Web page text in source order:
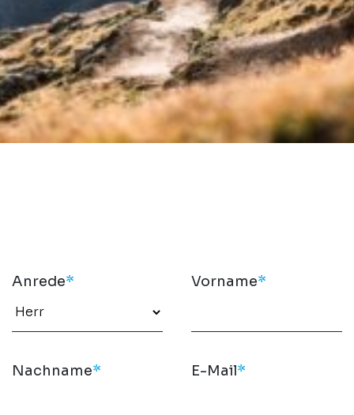
Anrede* Vorname*
Nachname* E-Mail*